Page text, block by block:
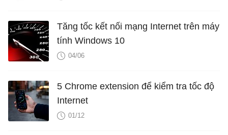
Tăng tốc kết nối mạng Internet trên máy
tính Windows 10
04/06
5 Chrome extension để kiểm tra tốc độ
Internet
01/12